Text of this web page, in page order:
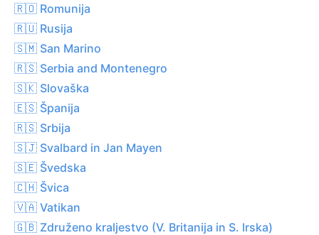
🇷🇴 Romunija
🇷🇺 Rusija
🇸🇲 San Marino
🇷🇸 Serbia and Montenegro
🇸🇰 Slovaška
🇪🇸 Španija
🇷🇸 Srbija
🇸🇯 Svalbard in Jan Mayen
🇸🇪 Švedska
🇨🇭 Švica
🇻🇦 Vatikan
🇬🇧 Združeno kraljestvo (V. Britanija in S. Irska)